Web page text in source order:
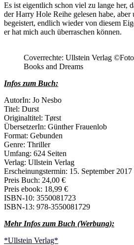
Es ist eigentlich schon viel zu lange her,
der Harry Hole Reihe gelesen habe, aber
begeistert, endlich wieder von diesem
er hat mich auch überraschen können.
Coverrechte: Ullstein Verlag
Books and Dreams
Infos zum Buch:
AutorIn: Jo Nesbo
Titel: Durst
Originaltitel: Tørst
ÜbersetzerIn: Günther Frauenlob
Format: Gebunden
Genre: Thriller
Umfang: 624 Seiten
Verlag: Ullstein Verlag
Erscheinungstermin: 15. September 2017
Preis Buch: 24,00 €
Preis ebook: 18,99 €
ISBN-10: 3550081723
ISBN-13: 978-3550081729
Mehr Infos zum Buch (Werbung):
*Ullstein Verlag*